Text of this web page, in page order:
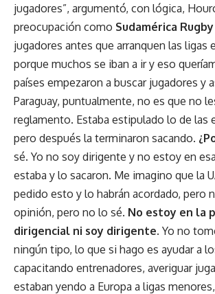
jugadores”, argumentó, con lógica,
preocupación como Sudamérica Rugby
jugadores antes que arranquen las ligas
porque muchos se iban a ir y eso
países empezaron a buscar jugadores y
Paraguay, puntualmente, no es que no
reglamento. Estaba estipulado lo de las
pero después la terminaron sacando.
sé. Yo no soy dirigente y no estoy en
estaba y lo sacaron. Me imagino que la
pedido esto y lo habrán acordado, pero
opinión, pero no lo sé. No estoy en la
dirigencial ni soy dirigente. Yo no
ningún tipo, lo que si hago es ayudar a
capacitando entrenadores, averiguar
estaban yendo a Europa a ligas